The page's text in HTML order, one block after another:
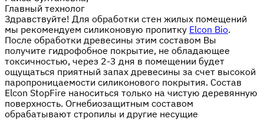
Главный технолог
Здравствуйте! Для обработки стен жилых помещений
мы рекомендуем силиконовую пропитку Elcon Bio.
После обработки древесины этим составом Вы
получите гидрофобное покрытие, не обладающее
токсичностью, через 2-3 дня в помещении будет
ощущаться приятный запах древесины за счет высокой
паропроницаемости силиконового покрытия. Состав
Elcon StopFire наноситься только на чистую деревянную
поверхность. Огнебиозащитным составом
обрабатывают стропилы и другие несущие